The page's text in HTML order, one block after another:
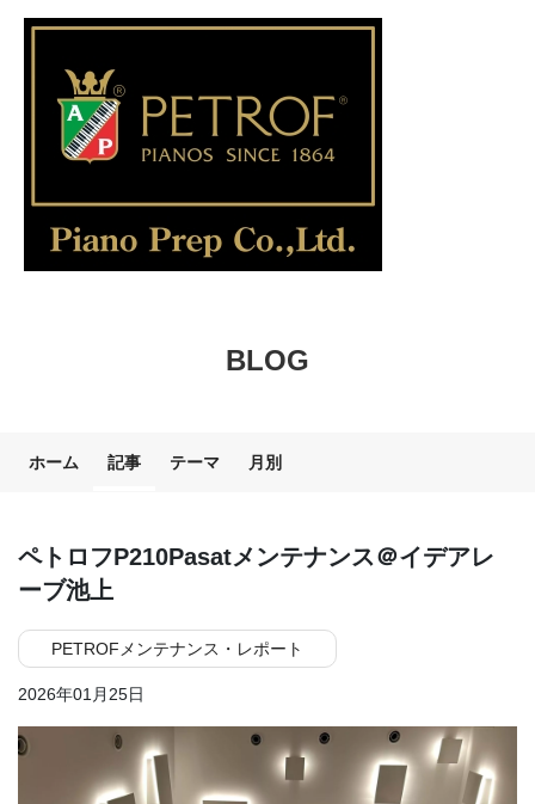
BLOG
ホーム 記事 テーマ 月別
ペトロフP210Pasatメンテナンス＠イデアレ
ーブ池上
PETROFメンテナンス・レポート
2026年01月25日